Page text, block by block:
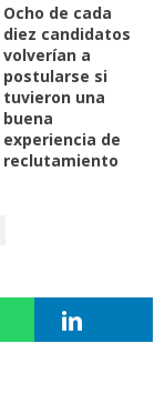
Ocho de cada
diez candidatos
volverían a
postularse si
tuvieron una
buena
experiencia de
reclutamiento